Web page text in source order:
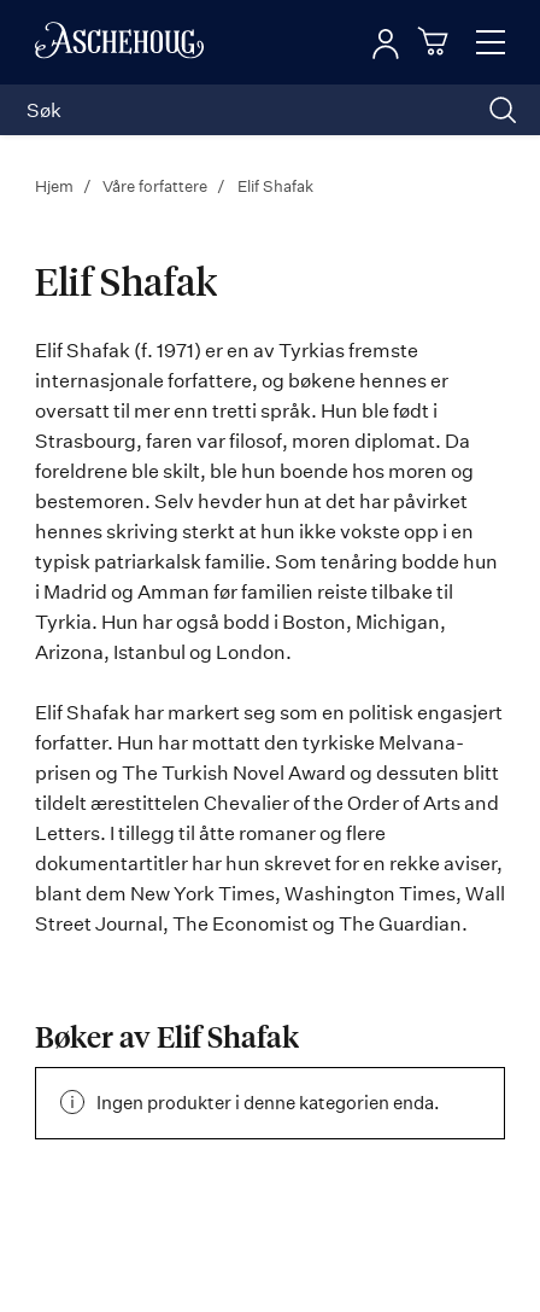
Toggle
Logg inn
Hjem Våre forfattere Elif Shafak
Elif Shafak
Elif
Shafak
Elif Shafak (f. 1971) er en av Tyrkias fremste
internasjonale forfattere, og bøkene hennes er
oversatt til mer enn tretti språk. Hun ble født i
Strasbourg, faren var filosof, moren diplomat. Da
foreldrene ble skilt, ble hun boende hos moren og
bestemoren. Selv hevder hun at det har påvirket
hennes skriving sterkt at hun ikke vokste opp i en
typisk patriarkalsk familie. Som tenåring bodde hun
i Madrid og Amman før familien reiste tilbake til
Tyrkia. Hun har også bodd i Boston, Michigan,
Arizona, Istanbul og London.
Elif Shafak har markert seg som en politisk engasjert
forfatter. Hun har mottatt den tyrkiske Melvana-
prisen og The Turkish Novel Award og dessuten blitt
tildelt ærestittelen Chevalier of the Order of Arts and
Letters. I tillegg til åtte romaner og flere
dokumentartitler har hun skrevet for en rekke aviser,
blant dem New York Times, Washington Times, Wall
Street Journal, The Economist og The Guardian.
Bøker av Elif Shafak
Ingen produkter i denne kategorien enda.